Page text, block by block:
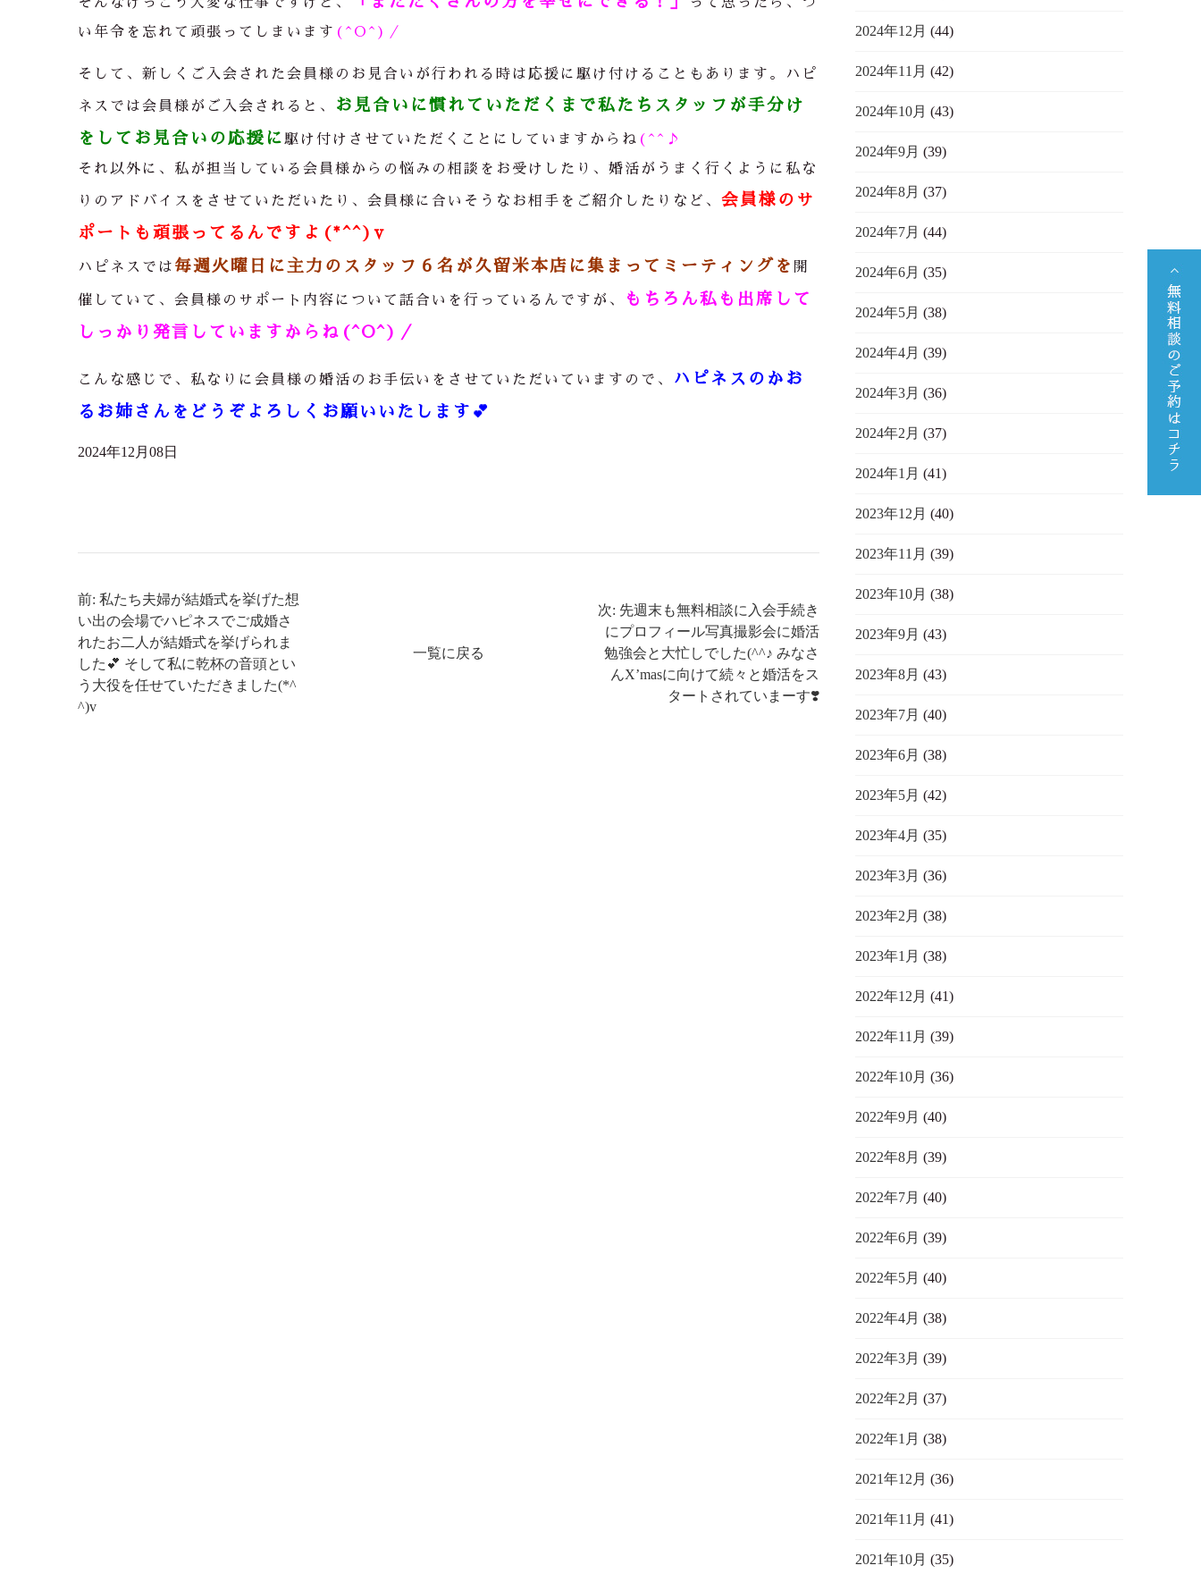
い年令を忘れて頑張ってしまいます (^O^)／
そして、新しくご入会された会員様のお見合いが行われる時は応援に駆け付けることもあります。ハピ
ネスでは会員様がご入会されると、
お見合いに慣れていただくまで私たちスタッフが手分け
をしてお見合いの応援に 駆け付けさせていただくことにしていますからね (^^♪
それ以外に、私が担当している会員様からの悩みの相談をお受けしたり、婚活がうまく行くように私な
りのアドバイスをさせていただいたり、会員様に合いそうなお相手をご紹介したりなど、 会員様のサ
ポートも頑張ってるんですよ(*^^)v
ハピネスでは 毎週火曜日に主力のスタッフ６名が久留米本店に集まってミーティングを 開
催していて、会員様のサポート内容について話合いを行っているんですが、
もちろん私も出席して
しっかり発言していますからね(^O^)／
こんな感じで、私なりに会員様の婚活のお手伝いをさせていただいていますので、
ハピネスのかお
るお姉さんをどうぞよろしくお願いいたします💕
2024年12月08日
前: 私たち夫婦が結婚式を挙げた想
い出の会場でハピネスでご成婚さ
れたお二人が結婚式を挙げられま
した💕 そして私に乾杯の音頭とい
う大役を任せていただきました(*^
^)v
一覧に戻る
次: 先週末も無料相談に入会手続き
にプロフィール写真撮影会に婚活
勉強会と大忙しでした(^^♪ みなさ
んX’masに向けて続々と婚活をス
タートされていまーす❣️
2024年12月 (44)
2024年11月 (42)
2024年10月 (43)
2024年9月 (39)
2024年8月 (37)
2024年7月 (44)
2024年6月 (35)
2024年5月 (38)
2024年4月 (39)
2024年3月 (36)
2024年2月 (37)
2024年1月 (41)
2023年12月 (40)
2023年11月 (39)
2023年10月 (38)
2023年9月 (43)
2023年8月 (43)
2023年7月 (40)
2023年6月 (38)
2023年5月 (42)
2023年4月 (35)
2023年3月 (36)
2023年2月 (38)
2023年1月 (38)
2022年12月 (41)
2022年11月 (39)
2022年10月 (36)
2022年9月 (40)
2022年8月 (39)
2022年7月 (40)
2022年6月 (39)
2022年5月 (40)
2022年4月 (38)
2022年3月 (39)
2022年2月 (37)
2022年1月 (38)
2021年12月 (36)
2021年11月 (41)
2021年10月 (35)